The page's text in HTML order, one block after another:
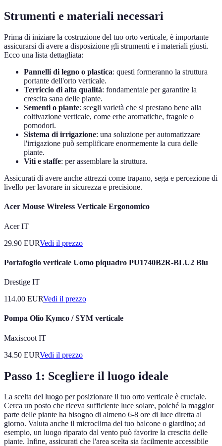
Strumenti e materiali necessari
Prima di iniziare la costruzione del tuo orto verticale, è importante
assicurarsi di avere a disposizione gli strumenti e i materiali giusti.
Ecco una lista dettagliata:
Pannelli di legno o plastica: questi formeranno la struttura
portante dell'orto verticale.
Terriccio di alta qualità: fondamentale per garantire la
crescita sana delle piante.
Sementi o piante: scegli varietà che si prestano bene alla
coltivazione verticale, come erbe aromatiche, fragole o
pomodori.
Sistema di irrigazione: una soluzione per automatizzare
l'irrigazione può semplificare enormemente la cura delle
piante.
Viti e staffe: per assemblare la struttura.
Assicurati di avere anche attrezzi come trapano, sega e percezione di
livello per lavorare in sicurezza e precisione.
Acer Mouse Wireless Verticale Ergonomico
Acer IT
29.90 EURVedi il prezzo
Portafoglio verticale Uomo piquadro PU1740B2R-BLU2 Blu
Drestige IT
114.00 EURVedi il prezzo
Pompa Olio Kymco / SYM verticale
Maxiscoot IT
34.50 EURVedi il prezzo
Passo 1: Scegliere il luogo ideale
La scelta del luogo per posizionare il tuo orto verticale è cruciale.
Cerca un posto che riceva sufficiente luce solare, poiché la maggior
parte delle piante ha bisogno di almeno 6-8 ore di luce diretta al
giorno. Valuta anche il microclima del tuo balcone o giardino; ad
esempio, un luogo riparato dal vento può favorire la crescita delle
piante. Infine, assicurati che l'area scelta sia facilmente accessibile